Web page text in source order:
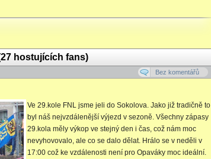
hostujících fans)
Bez komentářů
Ve 29.kole FNL jsme jeli do Sokolova. Jako již tradičně to
byl náš nejvzdálenější výjezd v sezoně. Všechny zápasy
29.kola měly výkop ve stejný den i čas, což nám moc
nevyhovovalo, ale co se dalo dělat. Hrálo se v neděli v
17:00 což ke vzdálenosti není pro Opaváky moc ideální.